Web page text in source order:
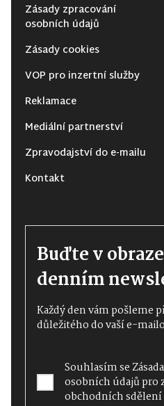
Zásady zpracování
osobních údajů
Zásady cookies
VOP pro inzertní služby
Reklamace
Mediální partnerství
Zpravodajství do e-mailu
Kontakt
Buďte v
denním
Každý den vám pošleme
důležitého do vaší e-
Souhlasím se
osobních údajůpro
obchodních sdělení